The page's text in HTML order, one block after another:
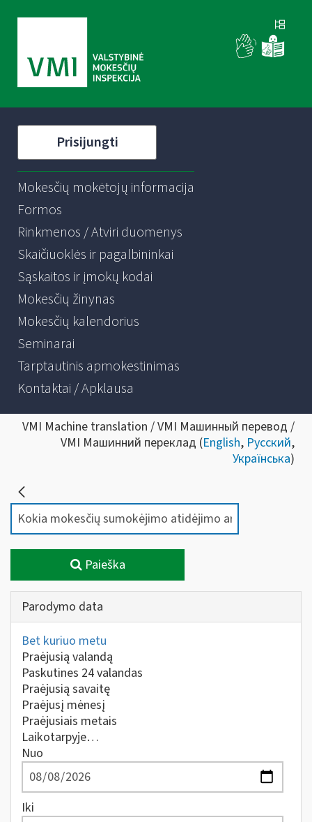
Prisijungti
Mokesčių mokėtojų informacija
Formos
Rinkmenos / Atviri duomenys
Skaičiuoklės ir pagalbininkai
Sąskaitos ir įmokų kodai
Mokesčių žinynas
Mokesčių kalendorius
Seminarai
Tarptautinis apmokestinimas
Kontaktai / Apklausa
VMI Machine translation / VMI Машинный перевод /
VMI Машинний переклад (English, Русский,
Українська)
Paieška
Parodymo data
Bet kuriuo metu
Praėjusią valandą
Paskutines 24 valandas
Praėjusią savaitę
Praėjusį mėnesį
Praėjusiais metais
Laikotarpyje…
Nuo
Iki